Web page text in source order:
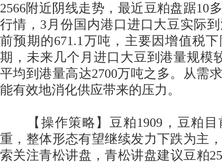
2566附近阴线走势，最近豆粕盘踞10
行情，3月份国内港口进口大豆实际
前预期的671.1万吨，主要因增值税
期，未来几个月进口大豆到港量规模
平均到港量高达2700万吨之多。从需
能有效地消化供应带来的压力。
【操作策略】豆粕1909，豆粕目
重，整体形态有望继续发力下跌为主
索关注青松讲盘，青松讲盘建议豆粕